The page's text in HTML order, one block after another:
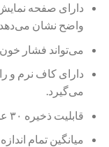
دارای صفحه
واضح نشان
می‌تواند فشار خون
دارای کاف نرم و
می‌گیرد.
قابلیت ذخیره ۳۰ عدد نتیجه گیری برای چهار کاربر دارد.
میانگین تمام اندازه گیری ها در ۶